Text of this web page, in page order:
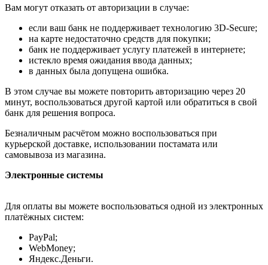
Вам могут отказать от авторизации в случае:
если ваш банк не поддерживает технологию 3D-Secure;
на карте недостаточно средств для покупки;
банк не поддерживает услугу платежей в интернете;
истекло время ожидания ввода данных;
в данных была допущена ошибка.
В этом случае вы можете повторить авторизацию через 20
минут, воспользоваться другой картой или обратиться в свой
банк для решения вопроса.
Безналичным расчётом можно воспользоваться при
курьерской доставке, использовании постамата или
самовывоза из магазина.
Электронные системы
Для оплаты вы можете воспользоваться одной из электронных
платёжных систем:
PayPal;
WebMoney;
Яндекс.Деньги.